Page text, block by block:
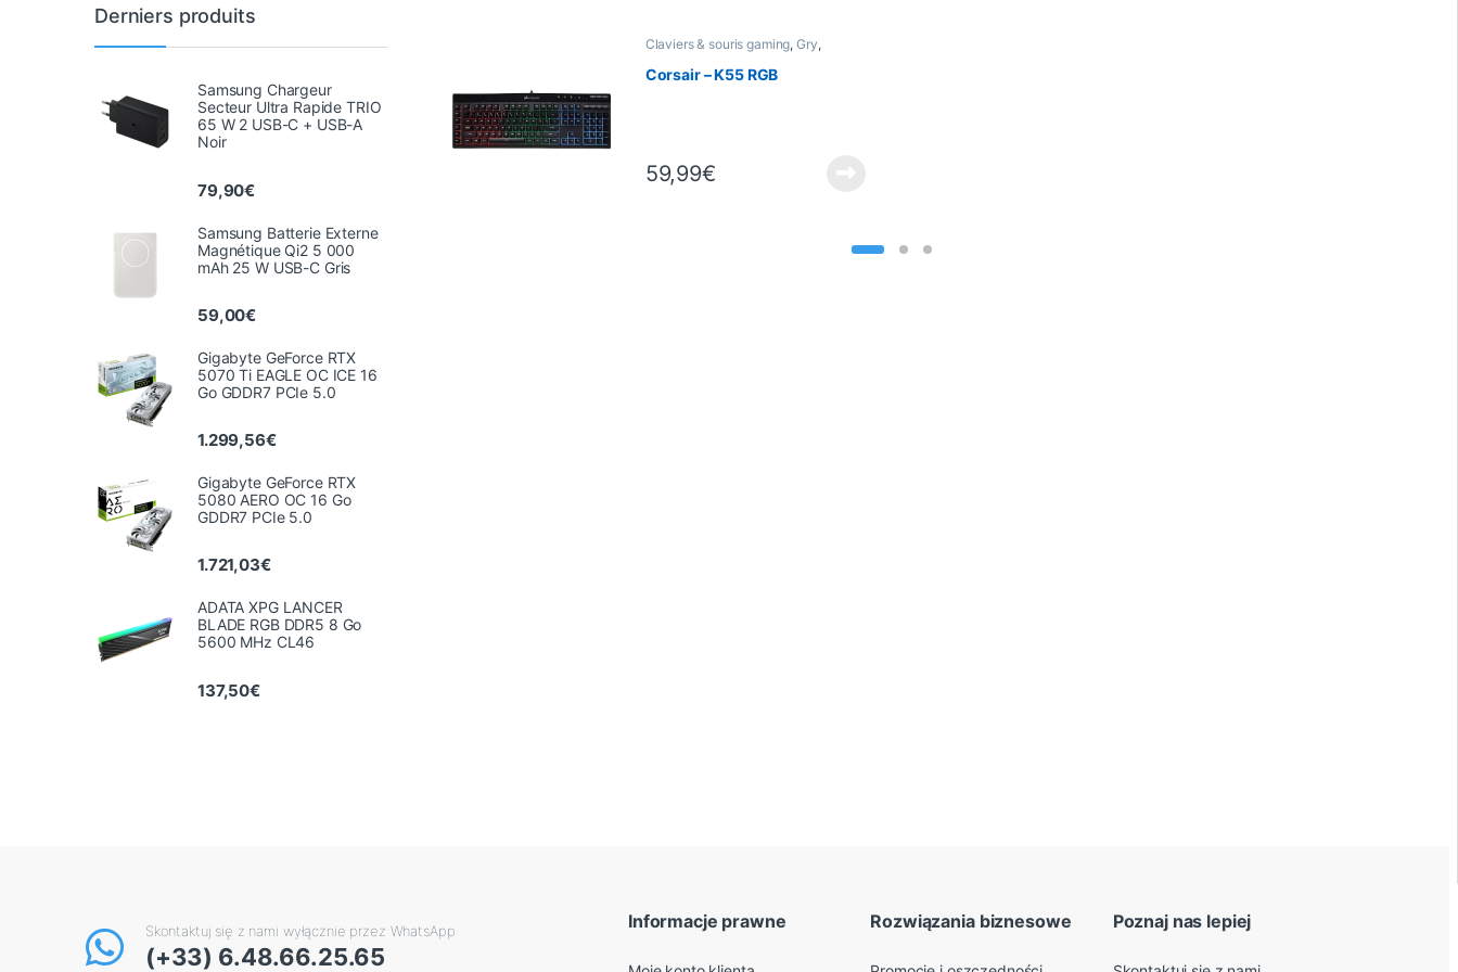
Claviers & souris gaming,Gry,
Corsair – K55 RGB
59,99€
Derniers produits
Samsung Chargeur
Secteur Ultra Rapide TRIO
65 W 2 USB-C + USB-A
Noir
79,90€
Samsung Batterie Externe
Magnétique Qi2 5 000
mAh 25 W USB-C Gris
59,00€
Gigabyte GeForce RTX
5070 Ti EAGLE OC ICE 16
Go GDDR7 PCIe 5.0
1.299,56€
Gigabyte GeForce RTX
5080 AERO OC 16 Go
GDDR7 PCIe 5.0
1.721,03€
ADATA XPG LANCER
BLADE RGB DDR5 8 Go
5600 MHz CL46
137,50€
Skontaktuj się z nami wyłącznie przez WhatsApp
(+33) 6.48.66.25.65
Informacje prawne Rozwiązania biznesowe Poznaj nas lepiej